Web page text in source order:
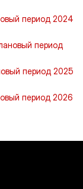
период 2024
период
период 2025
период 2026